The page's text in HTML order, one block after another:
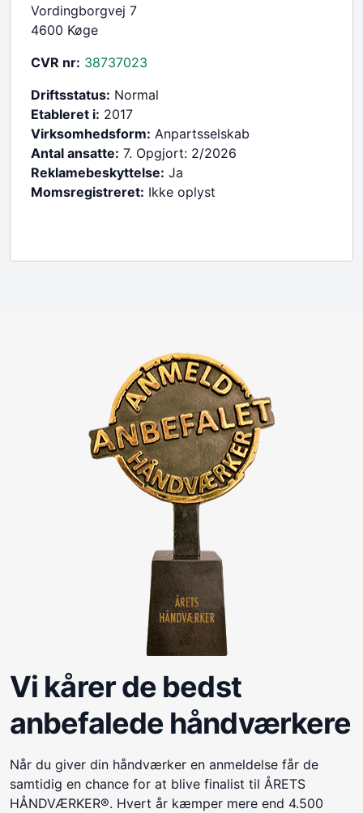
Vordingborgvej 7
4600 Køge
CVR nr: 38737023
Driftsstatus: Normal
Etableret i: 2017
Virksomhedsform: Anpartsselskab
Antal ansatte: 7. Opgjort: 2/2026
Reklamebeskyttelse: Ja
Momsregistreret: Ikke oplyst
Vi kårer de bedst
anbefalede håndværkere
Når du giver din håndværker en anmeldelse får de
samtidig en chance for at blive finalist til ÅRETS
HÅNDVÆRKER®. Hvert år kæmper mere end 4.500